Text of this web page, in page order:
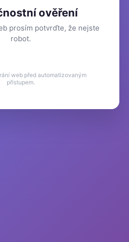
ověření
prosím potvrďte, že nejste
robot.
web před automatizovaným
přístupem.